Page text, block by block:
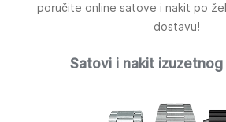
poručite online satove i nakit po
dostavu!
Satovi i nakit